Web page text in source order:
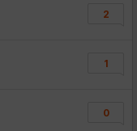
2
1
0